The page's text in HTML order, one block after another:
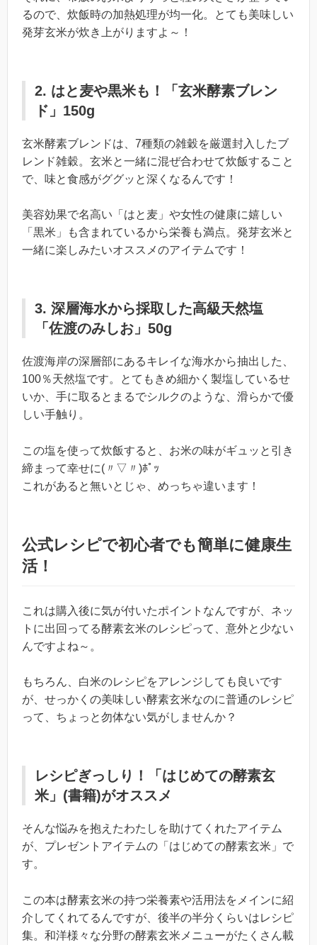
るので、炊飯時の加熱処理が均一化。とても美味しい
発芽玄米が炊き上がりますよ～！
2. はと麦や黒米も！「玄米酵素ブレン
ド」150g
玄米酵素ブレンドは、7種類の雑穀を厳選封入したブ
レンド雑穀。玄米と一緒に混ぜ合わせて炊飯すること
で、味と食感がググッと深くなるんです！
美容効果で名高い「はと麦」や女性の健康に嬉しい
「黒米」も含まれているから栄養も満点。発芽玄米と
一緒に楽しみたいオススメのアイテムです！
3. 深層海水から採取した高級天然塩
「佐渡のみしお」50g
佐渡海岸の深層部にあるキレイな海水から抽出した、
100％天然塩です。とてもきめ細かく製塩しているせ
いか、手に取るとまるでシルクのような、滑らかで優
しい手触り。
この塩を使って炊飯すると、お米の味がギュッと引き
締まって幸せに(〃▽〃)ﾎﾟｯ
これがあると無いとじゃ、めっちゃ違います！
公式レシピで初心者でも簡単に健康生
活！
これは購入後に気が付いたポイントなんですが、ネッ
トに出回ってる酵素玄米のレシピって、意外と少ない
んですよね～。
もちろん、白米のレシピをアレンジしても良いです
が、せっかくの美味しい酵素玄米なのに普通のレシピ
って、ちょっと勿体ない気がしませんか？
レシピぎっしり！「はじめての酵素玄
米」(書籍)がオススメ
そんな悩みを抱えたわたしを助けてくれたアイテム
が、プレゼントアイテムの「はじめての酵素玄米」で
す。
この本は酵素玄米の持つ栄養素や活用法をメインに紹
介してくれてるんですが、後半の半分くらいはレシピ
集。和洋様々な分野の酵素玄米メニューがたくさん載